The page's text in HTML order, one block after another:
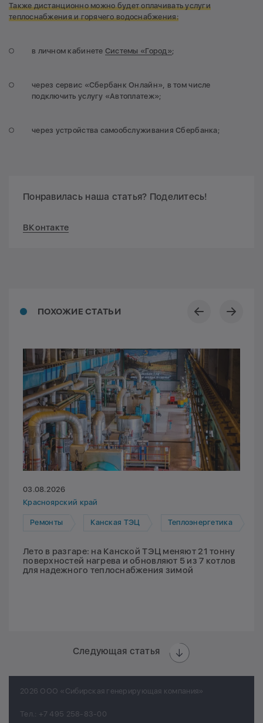
Также дистанционно можно будет оплачивать услуги
теплоснабжения и горячего водоснабжения:
в личном кабинете Системы «Город»;
через сервис «Сбербанк Онлайн», в том числе
подключить услугу «Автоплатеж»;
через устройства самообслуживания Сбербанка;
Понравилась наша статья? Поделитесь!
ВКонтакте
ПОХОЖИЕ СТАТЬИ
03.08.2026
Красноярский край
Ремонты Канская ТЭЦ Теплоэнергетика
Лето в разгаре: на Канской ТЭЦ меняют 21 тонну
поверхностей нагрева и обновляют 5 из 7 котлов
для надежного теплоснабжения зимой
Следующая статья
2026 ООО «Сибирская генерирующая компания»
Тел.: +7 495 258-83-00